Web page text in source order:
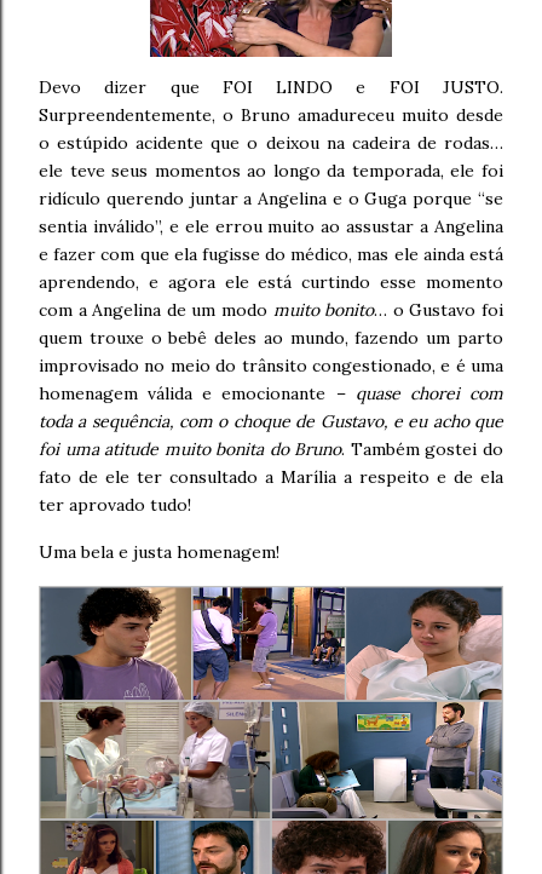
Devo dizer que FOI LINDO e FOI JUSTO.
Surpreendentemente, o Bruno amadureceu muito desde
o estúpido acidente que o deixou na cadeira de rodas…
ele teve seus momentos ao longo da temporada, ele foi
ridículo querendo juntar a Angelina e o Guga porque “se
sentia inválido”, e ele errou muito ao assustar a Angelina
e fazer com que ela fugisse do médico, mas ele ainda está
aprendendo, e agora ele está curtindo esse momento
com a Angelina de um modo muito bonito… o Gustavo foi
quem trouxe o bebê deles ao mundo, fazendo um parto
improvisado no meio do trânsito congestionado, e é uma
homenagem válida e emocionante – quase chorei com
toda a sequência, com o choque de Gustavo, e eu acho que
foi uma atitude muito bonita do Bruno. Também gostei do
fato de ele ter consultado a Marília a respeito e de ela
ter aprovado tudo!
Uma bela e justa homenagem!